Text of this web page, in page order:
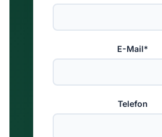
E-Mail*
Telefon